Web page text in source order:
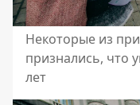
Некоторые из
признались, что
лет